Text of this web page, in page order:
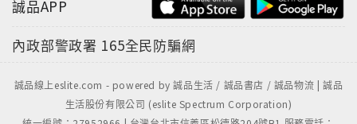
誠品APP
內政部警政署 165全民防騙網
誠品線上eslite.com - powered by 誠品生活 / 誠品書店 / 誠品物流 | 誠品
生活股份有限公司 (eslite Spectrum Corporation)